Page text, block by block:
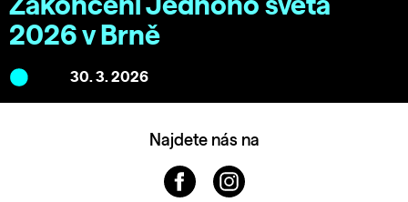
Zakončení Jednoho světa
2026 v Brně
30. 3. 2026
Najdete nás na